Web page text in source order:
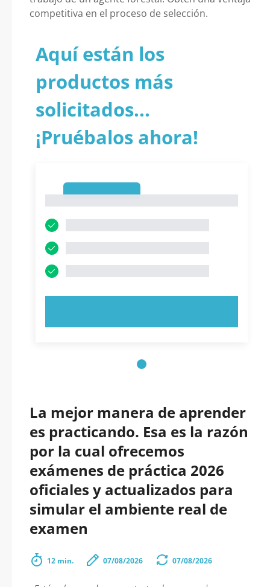
competitiva en el proceso de selección.
Aquí están los
productos más
solicitados...
¡Pruébalos ahora!
La mejor manera de aprender
es practicando. Esa es la razón
por la cual ofrecemos
exámenes de práctica 2026
oficiales y actualizados para
simular el ambiente real de
examen
12 min. 07/08/2026 07/08/2026